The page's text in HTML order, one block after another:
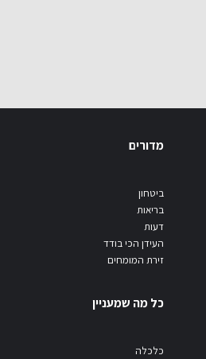
מדורים
ביטחון
בריאות
דעות
העידן הכי בודד
זירת המומחים
כל מה שמעניין
כלכלה